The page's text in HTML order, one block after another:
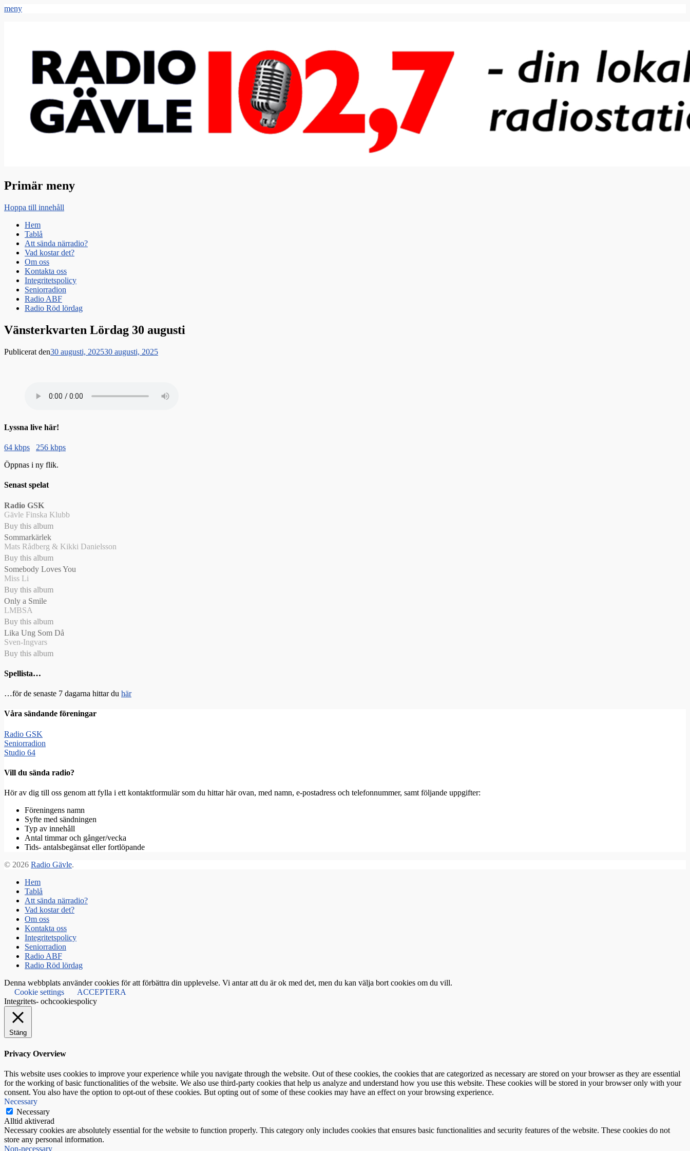
meny
Primär meny
Hoppa till innehåll
Hem
Tablå
Att sända närradio?
Vad kostar det?
Om oss
Kontakta oss
Integritetspolicy
Seniorradion
Radio ABF
Radio Röd lördag
Vänsterkvarten Lördag 30 augusti
Publicerat den30 augusti, 202530 augusti, 2025
Lyssna live här!
64 kbps
256 kbps
Öppnas i ny flik.
Senast spelat
Radio GSK
Gävle Finska Klubb
Buy this album
Sommarkärlek
Mats Rådberg & Kikki Danielsson
Buy this album
Somebody Loves You
Miss Li
Buy this album
Only a Smile
LMBSA
Buy this album
Lika Ung Som Då
Sven-Ingvars
Buy this album
Spellista…
…för de senaste 7 dagarna hittar du här
Våra sändande föreningar
Radio GSK
Seniorradion
Studio 64
Vill du sända radio?
Hör av dig till oss genom att fylla i ett kontaktformulär som du hittar här ovan, med namn, e-postadress och telefonnummer, samt följande uppgifter:
Föreningens namn
Syfte med sändningen
Typ av innehåll
Antal timmar och gånger/vecka
Tids- antalsbegänsat eller fortlöpande
© 2026 Radio Gävle.
Hem
Tablå
Att sända närradio?
Vad kostar det?
Om oss
Kontakta oss
Integritetspolicy
Seniorradion
Radio ABF
Radio Röd lördag
Denna webbplats använder cookies för att förbättra din upplevelse. Vi antar att du är ok med det, men du kan välja bort cookies om du vill.
Cookie settings
ACCEPTERA
Integritets- ochcookiespolicy
Stäng
Privacy Overview
This website uses cookies to improve your experience while you navigate through the website. Out of these cookies, the cookies that are categorized as necessary are stored on your browser as they are essential
for the working of basic functionalities of the website. We also use third-party cookies that help us analyze and understand how you use this website. These cookies will be stored in your browser only with your
consent. You also have the option to opt-out of these cookies. But opting out of some of these cookies may have an effect on your browsing experience.
Necessary
Necessary
Alltid aktiverad
Necessary cookies are absolutely essential for the website to function properly. This category only includes cookies that ensures basic functionalities and security features of the website. These cookies do not
store any personal information.
Non-necessary